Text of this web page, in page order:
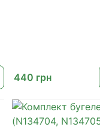
440 грн